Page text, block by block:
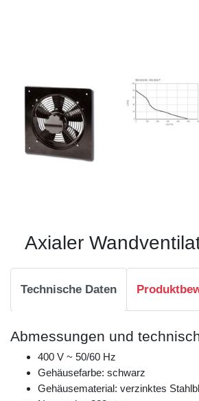
Axialer
Technische Daten
Abmessungen und
400 V ~ 50/60 Hz
Gehäusefarbe: schwarz
Gehäusematerial: verzinktes